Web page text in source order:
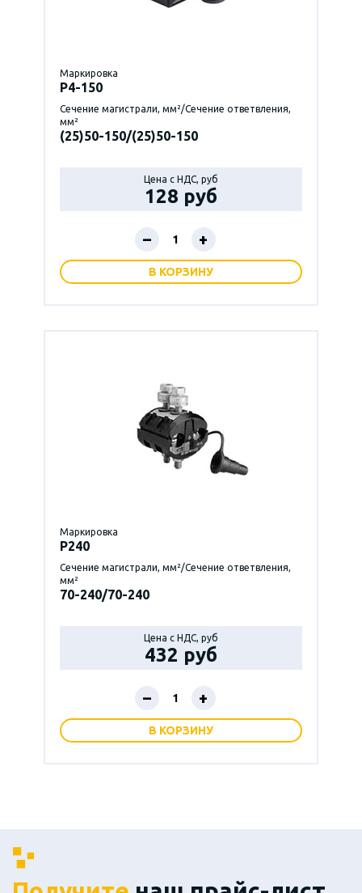
Маркировка
P4-150
Сечение магистрали, мм²/Сечение ответвления,
мм²
(25)50-150/(25)50-150
Цена с НДС, руб
128 руб
– +
В КОРЗИНУ
Маркировка
P240
Сечение магистрали, мм²/Сечение ответвления,
мм²
70-240/70-240
Цена с НДС, руб
432 руб
– +
В КОРЗИНУ